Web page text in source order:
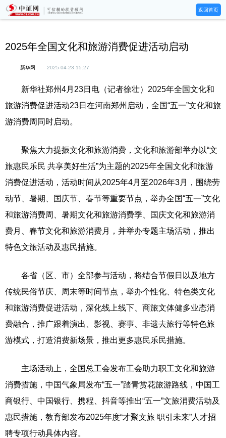
返回首页
2025年全国文化和旅游消费促进活动启动
新华网 2025-04-23 15:27
新华社郑州4月23日电（记者徐壮）2025年全国文化和
旅游消费促进活动23日在河南郑州启动，全国“五一”文化和旅
游消费周同时启动。
聚焦大力提振文化和旅游消费，文化和旅游部举办以“文
旅惠民乐民 共享美好生活”为主题的2025年全国文化和旅游
消费促进活动，活动时间从2025年4月至2026年3月，围绕劳
动节、暑期、国庆节、春节等重要节点，举办全国“五一”文化
和旅游消费周、暑期文化和旅游消费季、国庆文化和旅游消
费月、春节文化和旅游消费月，并举办专题主场活动，推出
特色文旅活动及惠民措施。
各省（区、市）全部参与活动，将结合节假日以及地方
传统民俗节庆、周末等时间节点，举办个性化、特色类文化
和旅游消费促进活动，深化线上线下、商旅文体健多业态消
费融合，推广跟着演出、影视、赛事、非遗去旅行等特色旅
游模式，打造消费新场景，推出更多惠民乐民措施。
主场活动上，全国总工会发布工会助力职工文化和旅游
消费措施，中国气象局发布“五一”踏青赏花旅游路线，中国工
商银行、中国银行、携程、抖音等推出“五一”文旅消费活动及
惠民措施，教育部发布2025年度“才聚文旅 职引未来”人才招
聘专项行动具体内容。